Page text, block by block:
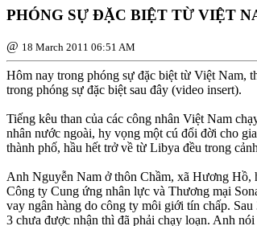
PHÓNG SỰ ÐẶC BIỆT TỪ VIỆT
@ 18 March 2011 06:51 AM
Hôm nay trong phóng sự đặc biệt từ Việt Nam,
trong phóng sự đặc biệt sau đây (video insert).
Tiếng kêu than của các công nhân Việt Nam
nhân nước ngoài, hy vọng một cú đổi đời cho
thành phố, hầu hết trở về từ Libya đều trong
Anh Nguyễn Nam ở thôn Chầm, xã Hương Hồ,
Công ty Cung ứng nhân lực và Thương mại
vay ngân hàng do công ty môi giới tín chấp.
3 chưa được nhận thì đã phải chạy loạn. Anh